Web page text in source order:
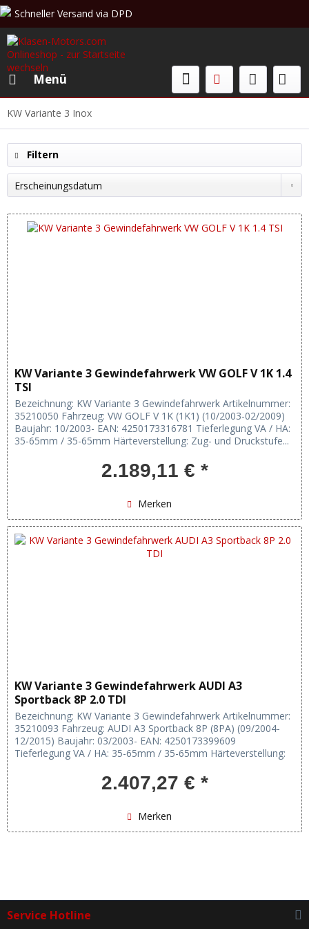
Schneller Versand via DPD
Beratung & Verkauf: +49 (0)208 62 67 34 02
Menü
KW Variante 3 Inox
Filtern
KW Variante 3 Gewindefahrwerk VW GOLF V 1K 1.4
TSI
Bezeichnung: KW Variante 3 Gewindefahrwerk Artikelnummer:
35210050 Fahrzeug: VW GOLF V 1K (1K1) (10/2003-02/2009)
Baujahr: 10/2003- EAN: 4250173316781 Tieferlegung VA / HA:
35-65mm / 35-65mm Härteverstellung: Zug- und Druckstufe...
2.189,11 € *
Merken
KW Variante 3 Gewindefahrwerk AUDI A3
Sportback 8P 2.0 TDI
Bezeichnung: KW Variante 3 Gewindefahrwerk Artikelnummer:
35210093 Fahrzeug: AUDI A3 Sportback 8P (8PA) (09/2004-
12/2015) Baujahr: 03/2003- EAN: 4250173399609
Tieferlegung VA / HA: 35-65mm / 35-65mm Härteverstellung:
2.407,27 € *
Merken
Service Hotline